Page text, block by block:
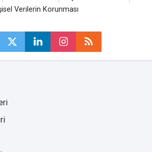
Verilerin Korunması